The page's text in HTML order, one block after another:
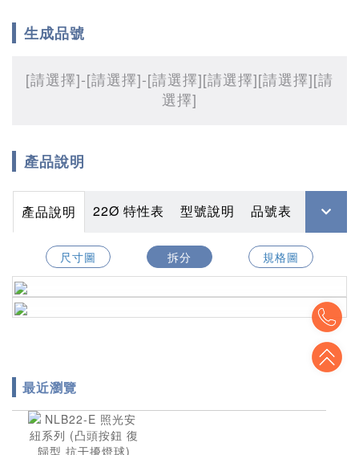
生成品號
[請選擇]-[請選擇]-[請選擇][請選擇][請選擇][請
選擇]
產品說明
產品說明 22Ø 特性表 型號說明 品號表
尺寸圖 拆分 規格圖
最近瀏覽